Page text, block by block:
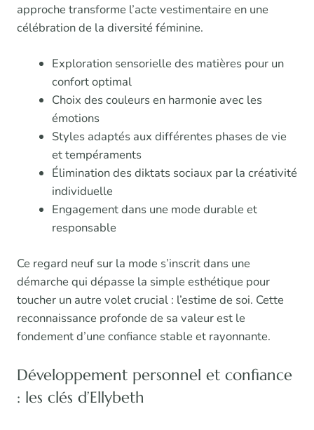
approche transforme l’acte vestimentaire en une
célébration de la diversité féminine.
Exploration sensorielle des matières pour un
confort optimal
Choix des couleurs en harmonie avec les
émotions
Styles adaptés aux différentes phases de vie
et tempéraments
Élimination des diktats sociaux par la créativité
individuelle
Engagement dans une mode durable et
responsable
Ce regard neuf sur la mode s’inscrit dans une
démarche qui dépasse la simple esthétique pour
toucher un autre volet crucial : l’estime de soi. Cette
reconnaissance profonde de sa valeur est le
fondement d’une confiance stable et rayonnante.
Développement personnel et confiance
: les clés d’Ellybeth